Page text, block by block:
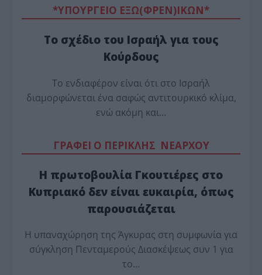
*ΥΠΟΥΡΓΕΙΟ ΕΞΩ(ΦΡΕΝ)ΙΚΩΝ*
Το σχέδιο του Ισραήλ για τους
Κούρδους
Το ενδιαφέρον είναι ότι στο Ισραήλ
διαμορφώνεται ένα σαφώς αντιτουρκικό κλίμα,
ενώ ακόμη και…
ΓΡΑΦΕΙ Ο ΠΕΡΙΚΛΗΣ ΝΕΑΡΧΟΥ
Η πρωτοβουλία Γκουτιέρες στο
Κυπριακό δεν είναι ευκαιρία, όπως
παρουσιάζεται
Η υπαναχώρηση της Άγκυρας στη συμφωνία για
σύγκληση Πενταμερούς Διασκέψεως συν 1 για
το…